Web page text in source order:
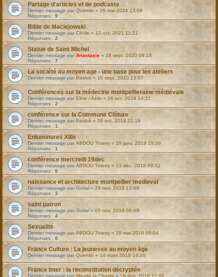
Partage d'articles et de podcasts
Dernier message parQuentin « 26 mai 2024 13:09
Réponses : 9
Bible de Maciejowski
Dernier message parCécile « 13 oct. 2021 11:21
Réponses : 2
Statue de Saint Michel
Dernier message parAnastasie « 18 sept. 2020 08:19
Réponses : 7
La société au moyen age - une base pour les ateliers
Dernier message par Bastok « 16 sept. 2020 13:57
Conférences sur la médecine montpellieraine médiévale
Dernier message par Eline / Aélis « 26 oct. 2019 14:21
Réponses : 2
conférence sur la Commune Clôture
Dernier message par Bastok « 08 oct. 2019 21:16
Réponses : 1
Enluminures XIIIe
Dernier message parABDOU Thierry « 29 janv. 2019 19:39
Réponses : 1
conférence mercredi 19dec
Dernier message parABDOU Thierry « 13 déc. 2018 09:52
Réponses : 8
naissance et architecture montpellier medieval
Dernier message parGuiral « 29 nov. 2018 13:48
Réponses : 3
saint patron
Dernier message parGuiral « 05 nov. 2018 09:48
Réponses : 4
Sexualité
Dernier message parABDOU Thierry « 18 mai 2018 08:04
Réponses : 6
France Culture : La jeunesse au moyen âge
Dernier message parQuentin « 14 mars 2018 14:20
France Inter : la reconstitution décryptée
Dernier message par Maude la Chaste « 16 févr. 2018 12:06